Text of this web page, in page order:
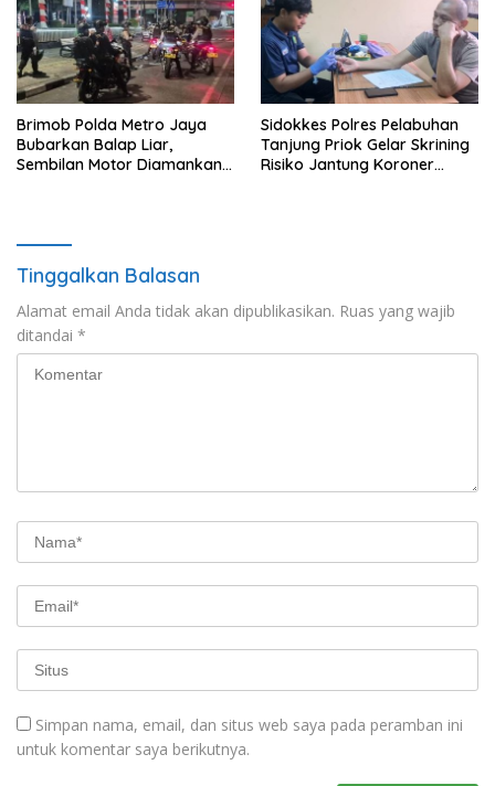
Brimob Polda Metro Jaya
Bubarkan Balap Liar,
Sembilan Motor Diamankan
Sidokkes Polres Pelabuhan
Tanjung Priok Gelar Skrining
Risiko Jantung Koroner
Tinggalkan Balasan
Alamat email Anda tidak akan dipublikasikan. Ruas yang wajib
ditandai *
Simpan nama, email, dan situs web saya pada peramban ini
untuk komentar saya berikutnya.